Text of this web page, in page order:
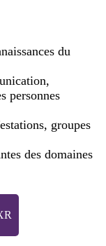
du
personnes
groupes
des domaines